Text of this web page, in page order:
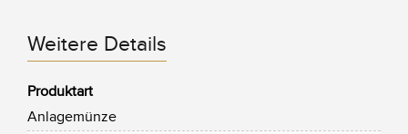
Weitere Details
Produktart
Anlagemünze